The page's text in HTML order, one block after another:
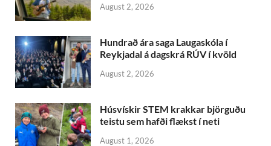
August 2, 2026
Hundrað ára saga Laugaskóla í
Reykjadal á dagskrá RÚV í kvöld
August 2, 2026
Húsvískir STEM krakkar björguðu
teistu sem hafði flækst í neti
August 1, 2026